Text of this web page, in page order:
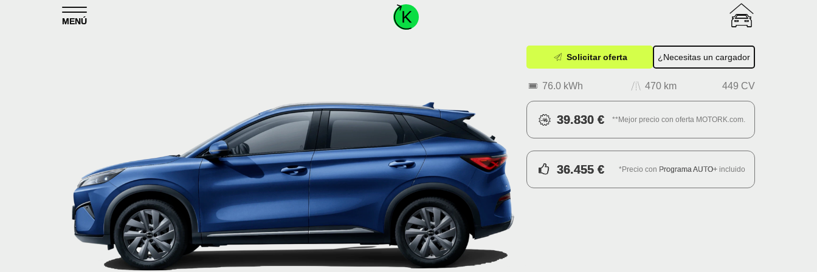
MENÚ
Solicitar oferta ¿Necesitas un cargador
76.0 kWh 470 km 449 CV
39.830 € **Mejor precio con oferta MOTORK.com.
36.455 € *Precio con Programa AUTO+ incluido